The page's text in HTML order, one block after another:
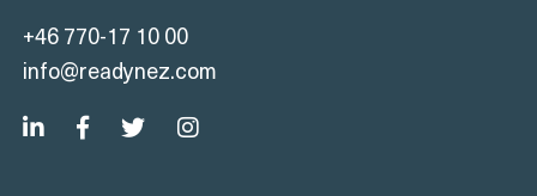
+46 770-17 10 00
info@readynez.com